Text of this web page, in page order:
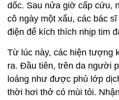
dốc. Sau nửa giờ cấp cứu,
cô ngày một xấu, các bác
điện để kích thích nhịp tim
Từ lúc này, các hiện tượng
ra. Đầu tiên, trên da người
loáng như được phủ lớp
thời hơi thở có mùi tỏi.